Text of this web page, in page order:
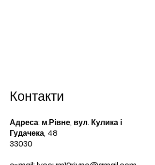
Контакти
Адреса: м.Рівне, вул. Кулика і
Гудачека, 48
33030